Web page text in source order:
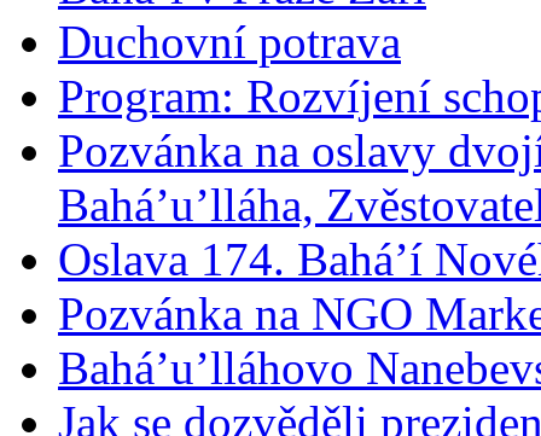
Duchovní potrava
Program: Rozvíjení
Pozvánka na oslavy
Bahá’u’lláha,
Oslava 174. Bahá’í
Pozvánka na NGO
Bahá’u’lláhovo
Jak se dozvěděli